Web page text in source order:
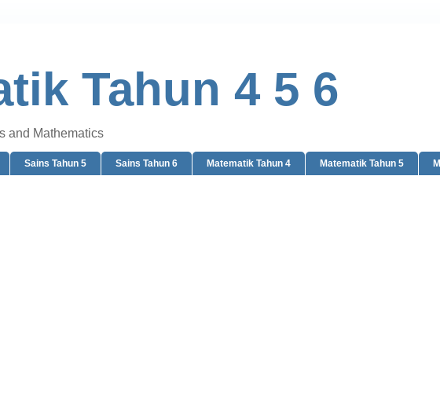
Tahun 4 5 6
and Mathematics
Sains Tahun 5 Sains Tahun 6 Matematik Tahun 4 Matematik Tahun 5